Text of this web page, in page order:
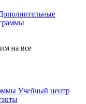
на все
Учебный центр